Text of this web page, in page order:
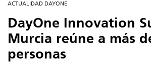
ACTUALIDAD DAYONE
DayOne Innovation
Murcia reúne a más
personas